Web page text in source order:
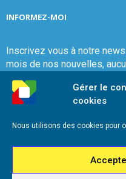
Gérer le
cookies
Nous utilisons des cookies pour
INFORMEZ-MOI
Inscrivez vous à notre
mois de nos nouvelles,